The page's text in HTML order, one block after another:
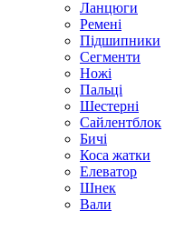
Ланцюги
Ремені
Підшипники
Сегменти
Ножі
Пальці
Шестерні
Сайлентблок
Бичі
Коса жатки
Елеватор
Шнек
Вали